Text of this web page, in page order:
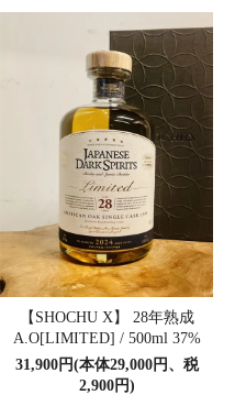
【SHOCHU X】 28年熟成
A.O[LIMITED] / 500ml 37%
31,900円(本体29,000円、税
2,900円)